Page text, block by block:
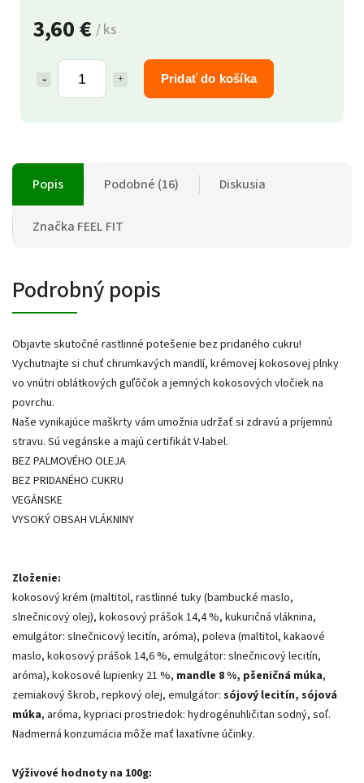
3,60 € / ks
Pridať do košíka
Popis Podobné (16) Diskusia
Značka FEEL FIT
Podrobný popis
Objavte skutočné rastlinné potešenie bez pridaného cukru!
Vychutnajte si chuť chrumkavých mandlí, krémovej kokosovej plnky
vo vnútri oblátkových guľôčok a jemných kokosových vločiek na
povrchu.
Naše vynikajúce maškrty vám umožnia udržať si zdravú a príjemnú
stravu. Sú vegánske a majú certifikát V-label.
BEZ PALMOVÉHO OLEJA
BEZ PRIDANÉHO CUKRU
VEGÁNSKE
VYSOKÝ OBSAH VLÁKNINY
Zloženie:
kokosový krém (maltitol, rastlinné tuky (bambucké maslo,
slnečnicový olej), kokosový prášok 14,4 %, kukuričná vláknina,
emulgátor: slnečnicový lecitín, aróma), poleva (maltitol, kakaové
maslo, kokosový prášok 14,6 %, emulgátor: slnečnicový lecitín,
aróma), kokosové lupienky 21 %, mandle 8 %, pšeničná múka,
zemiakový škrob, repkový olej, emulgátor: sójový lecitín, sójová
múka, aróma, kypriaci prostriedok: hydrogénuhličitan sodný, soľ.
Nadmerná konzumácia môže mať laxatívne účinky.
Výživové hodnoty na 100g: